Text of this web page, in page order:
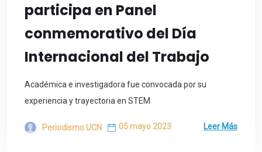
participa en Panel
conmemorativo del Día
Internacional del Trabajo
Académica e investigadora fue convocada por su
experiencia y trayectoria en STEM
Periodismo UCN 05 mayo 2023 Leer Más